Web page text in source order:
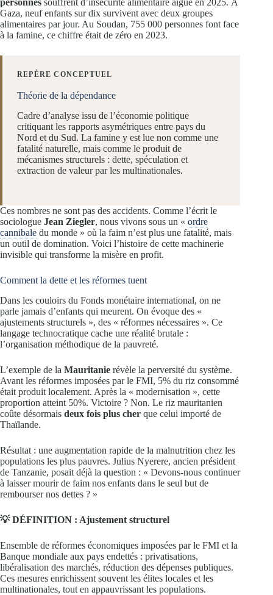
personnes souffrent d’insécurité alimentaire aiguë en 2025. À
Gaza, neuf enfants sur dix survivent avec deux groupes
alimentaires par jour. Au Soudan, 755 000 personnes font face
à la famine, ce chiffre était de zéro en 2023.
REPÈRE CONCEPTUEL
Théorie de la dépendance
Cadre d’analyse issu de l’économie politique
critiquant les rapports asymétriques entre pays du
Nord et du Sud. La famine y est lue non comme une
fatalité naturelle, mais comme le produit de
mécanismes structurels : dette, spéculation et
extraction de valeur par les multinationales.
Ces nombres ne sont pas des accidents. Comme l’écrit le
sociologue Jean Ziegler, nous vivons sous un « ordre
cannibale du monde » où la faim n’est plus une fatalité, mais
un outil de domination. Voici l’histoire de cette machinerie
invisible qui transforme la misère en profit.
Comment la dette et les réformes tuent
Dans les couloirs du Fonds monétaire international, on ne
parle jamais d’enfants qui meurent. On évoque des «
ajustements structurels », des « réformes nécessaires ». Ce
langage technocratique cache une réalité brutale :
l’organisation méthodique de la pauvreté.
L’exemple de la Mauritanie révèle la perversité du système.
Avant les réformes imposées par le FMI, 5% du riz consommé
était produit localement. Après la « modernisation », cette
proportion atteint 50%. Victoire ? Non. Le riz mauritanien
coûte désormais deux fois plus cher que celui importé de
Thaïlande.
Résultat : une augmentation rapide de la malnutrition chez les
populations les plus pauvres. Julius Nyerere, ancien président
de Tanzanie, posait déjà la question : « Devons-nous continuer
à laisser mourir de faim nos enfants dans le seul but de
rembourser nos dettes ? »
💡 DÉFINITION : Ajustement structurel
Ensemble de réformes économiques imposées par le FMI et la
Banque mondiale aux pays endettés : privatisations,
libéralisation des marchés, réduction des dépenses publiques.
Ces mesures enrichissent souvent les élites locales et les
multinationales, tout en appauvrissant les populations.